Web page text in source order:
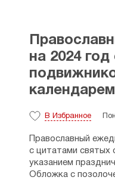
на 2024
календарем
В Избранное
Православный
с цитатами святых
указанием
Обложка с